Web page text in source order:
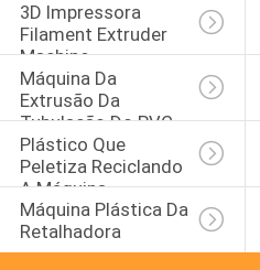
3D Impressora
Filament Extruder
Machine
Máquina Da
Extrusão Da
Tubulação Do PVC
Plástico Que
Peletiza Reciclando
A Máquina
Máquina Plástica Da
Retalhadora